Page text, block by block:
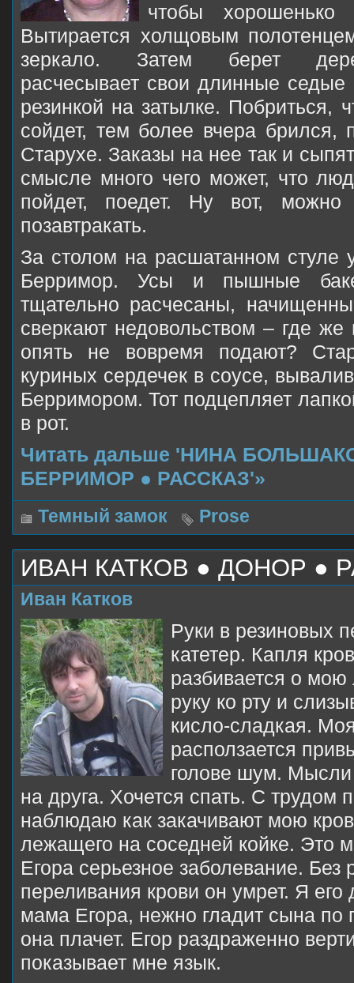
чтобы хорошенько
Вытирается холщовым
зеркало. Затем берет
расчесывает свои длинные седые
резинкой на затылке. Побриться,
сойдет, тем более вчера брился,
Старухе. Заказы на нее так и
смысле много чего может, что
пойдет, поедет. Ну вот,
позавтракать.
За столом на расшатанном стуле
Берримор. Усы и пышные
тщательно расчесаны,
сверкают недовольством – где же
опять не вовремя подают?
куриных сердечек в соусе,
Берримором. Тот подцепляет
в рот.
Читать дальше 'НИНА
БЕРРИМОР ● РАССКАЗ'»
Темный замок Prose
ИВАН КАТКОВ ● ДОНОР ●
Иван Катков
Руки в резиновых
катетер. Капля
разбивается о
руку ко рту и
кисло-сладкая.
расползается
голове шум. Мысли
на друга. Хочется спать. С трудом
наблюдаю как закачивают мою
лежащего на соседней койке. Это
Егора серьезное заболевание. Без
переливания крови он умрет. Я
мама Егора, нежно гладит сына по
она плачет. Егор раздраженно
показывает мне язык.